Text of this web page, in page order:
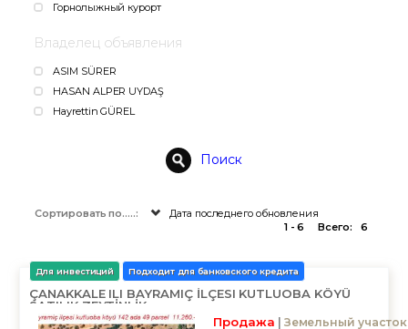
Горнолыжный курорт
Владелец объявления
ASIM SÜRER
HASAN ALPER UYDAŞ
Hayrettin GÜREL
Поиск
Сортировать по.....:
Дата последнего обновления
1 - 6
Всего: 6
Для инвестиций Подходит для банковского кредита
ÇANAKKALE ILI BAYRAMIÇ İLÇESI KUTLUOBA KÖYÜ
SATILIK ZEYTİNLİK
Продажа
Земельный участок